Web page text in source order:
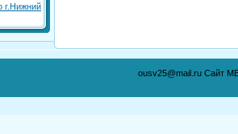
ousv25@mail.ru Сайт